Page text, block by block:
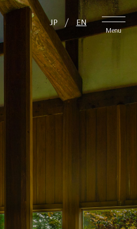
JP / EN
Menu
Close
JP / EN
アクセス
周辺観光
愛犬と泊まれる宿